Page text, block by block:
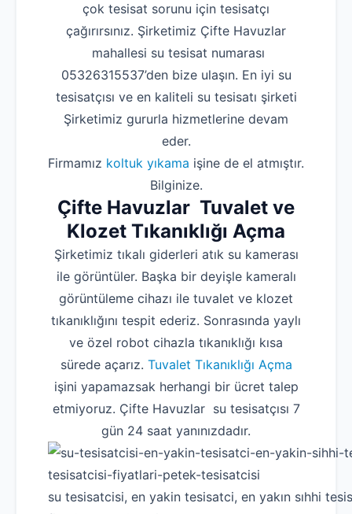
çok tesisat sorunu için tesisatçı
çağırırsınız. Şirketimiz Çifte Havuzlar
mahallesi su tesisat numarası
05326315537’den bize ulaşın. En iyi su
tesisatçısı ve en kaliteli su tesisatı şirketi
Şirketimiz gururla hizmetlerine devam
eder.
Firmamız koltuk yıkama işine de el atmıştır.
Bilginize.
Çifte Havuzlar Tuvalet ve
Klozet Tıkanıklığı Açma
Şirketimiz tıkalı giderleri atık su kamerası
ile görüntüler. Başka bir deyişle kameralı
görüntüleme cihazı ile tuvalet ve klozet
tıkanıklığını tespit ederiz. Sonrasında yaylı
ve özel robot cihazla tıkanıklığı kısa
sürede açarız. Tuvalet Tıkanıklığı Açma
işini yapamazsak herhangi bir ücret talep
etmiyoruz. Çifte Havuzlar su tesisatçısı 7
gün 24 saat yanınızdadır.
su tesisatcisi, en yakin tesisatci, en yakın sıhhi